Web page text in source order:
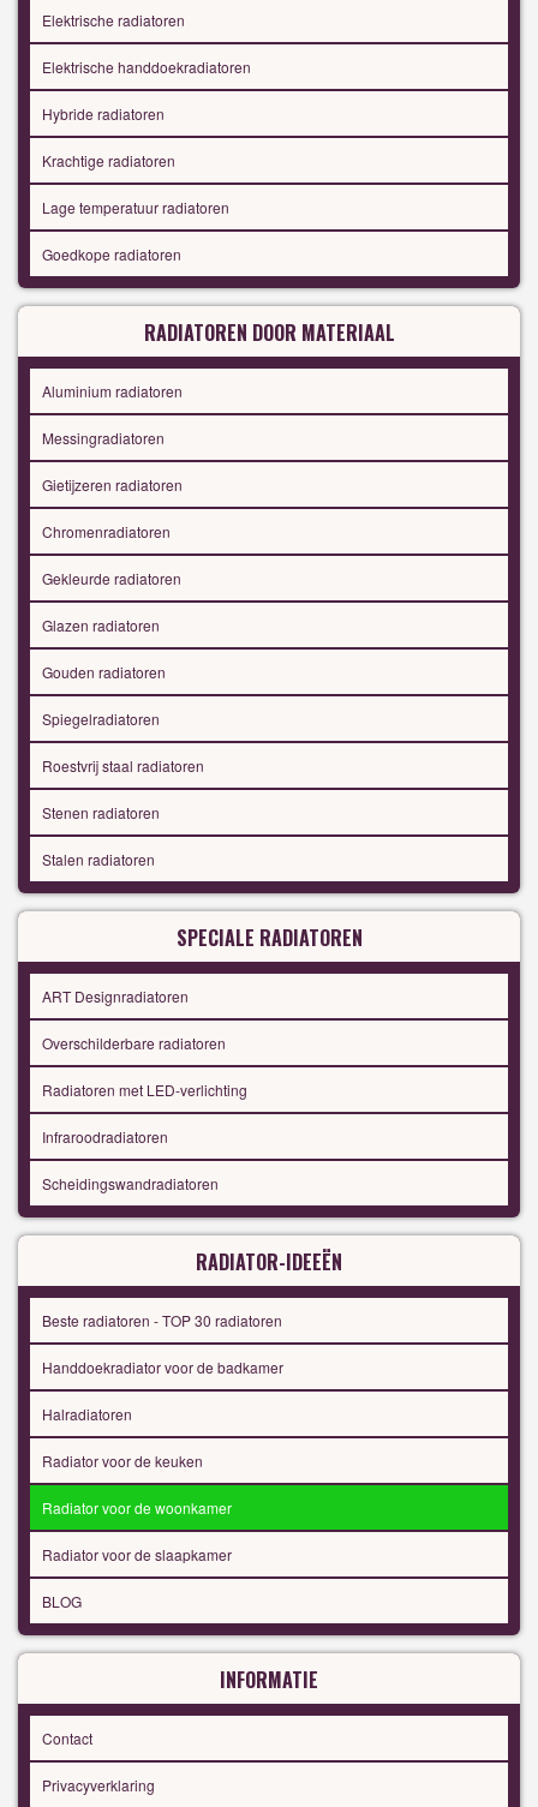
Elektrische radiatoren
Elektrische handdoekradiatoren
Hybride radiatoren
Krachtige radiatoren
Lage temperatuur radiatoren
Goedkope radiatoren
RADIATOREN DOOR MATERIAAL
Aluminium radiatoren
Messingradiatoren
Gietijzeren radiatoren
Chromenradiatoren
Gekleurde radiatoren
Glazen radiatoren
Gouden radiatoren
Spiegelradiatoren
Roestvrij staal radiatoren
Stenen radiatoren
Stalen radiatoren
SPECIALE RADIATOREN
ART Designradiatoren
Overschilderbare radiatoren
Radiatoren met LED-verlichting
Infraroodradiatoren
Scheidingswandradiatoren
RADIATOR-IDEEËN
Beste radiatoren - TOP 30 radiatoren
Handdoekradiator voor de badkamer
Halradiatoren
Radiator voor de keuken
Radiator voor de woonkamer
Radiator voor de slaapkamer
BLOG
INFORMATIE
Contact
Privacyverklaring